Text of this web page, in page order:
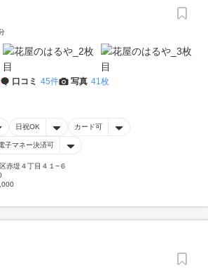
口コミ 45件 写真 41枚
日祝OK カード可
子マネー決済可
赤堤４丁目４１−６